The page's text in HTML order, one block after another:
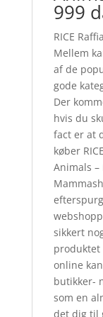
999
RICE
Mellem
af de
gode
Der
hvis du
fact er at
køber
Animals
sikkert
produktet
online
butikker-
som en
det dig til